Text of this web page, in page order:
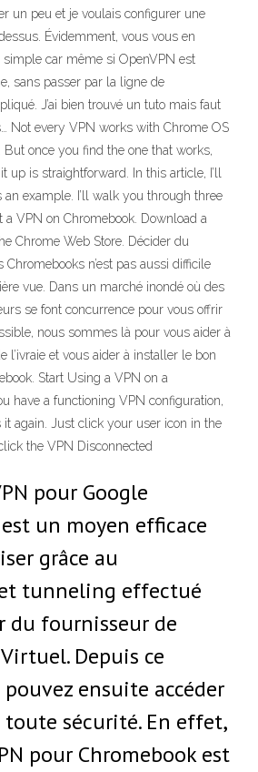
un peu et je voulais configurer une
Évidemment, vous vous en
simple car même si OpenVPN est
sans passer par la ligne de
J’ai bien trouvé un tuto mais faut
Not every VPN works with Chrome OS
But once you find the one that works,
up is straightforward. In this article, I’ll
an example. I’ll walk you through three
a VPN on Chromebook. Download a
Chrome Web Store. Décider du
n’est pas aussi difficile
vue. Dans un marché inondé où des
se font concurrence pour vous offrir
nous sommes là pour vous aider à
l’ivraie et vous aider à installer le bon
Start Using a VPN on a
have a functioning VPN configuration,
again. Just click your user icon in the
the VPN Disconnected
pour Google
un moyen efficace
grâce au
tunneling effectué
du fournisseur de
Depuis ce
ensuite accéder
sécurité. En effet,
pour Chromebook est